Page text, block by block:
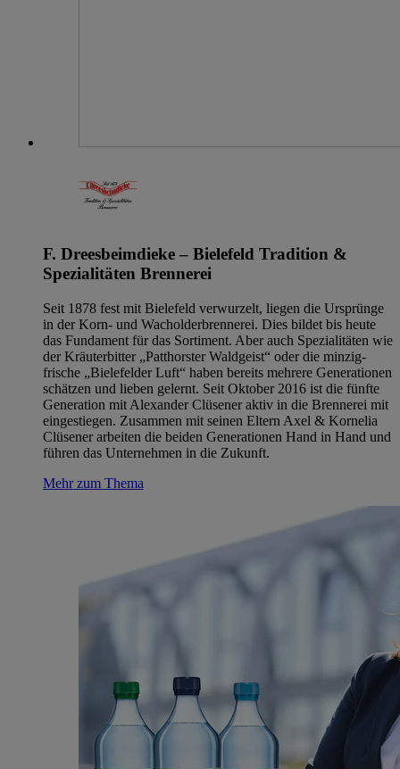
F. Dreesbeimdieke – Bielefeld Tradition &
Spezialitäten Brennerei
Seit 1878 fest mit Bielefeld verwurzelt, liegen die Ursprünge
in der Korn- und Wacholderbrennerei. Dies bildet bis heute
das Fundament für das Sortiment. Aber auch Spezialitäten wie
der Kräuterbitter „Patthorster Waldgeist“ oder die minzig-
frische „Bielefelder Luft“ haben bereits mehrere Generationen
schätzen und lieben gelernt. Seit Oktober 2016 ist die fünfte
Generation mit Alexander Clüsener aktiv in die Brennerei mit
eingestiegen. Zusammen mit seinen Eltern Axel & Kornelia
Clüsener arbeiten die beiden Generationen Hand in Hand und
führen das Unternehmen in die Zukunft.
Mehr zum Thema